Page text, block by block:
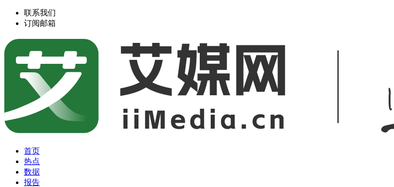
联系我们
订阅邮箱
首页
热点
数据
报告